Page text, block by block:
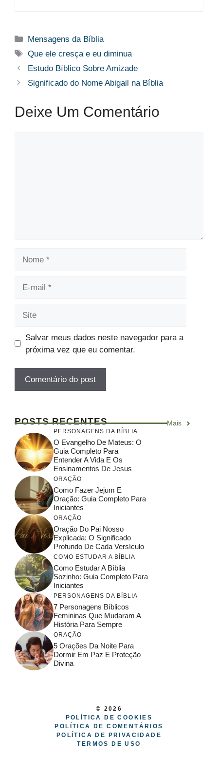
Categorias
Mensagens da Bíblia
Tags
Que ele cresça e eu diminua
Estudo Bíblico Sobre Amizade
Significado do Nome Abigail na Bíblia
Deixe Um Comentário
Salvar meus dados neste navegador para a
próxima vez que eu comentar.
POSTS RECENTES Mais
PERSONAGENS DA BÍBLIA
O Evangelho De Mateus: O
Guia Completo Para
Entender A Vida E Os
Ensinamentos De Jesus
ORAÇÃO
Como Fazer Jejum E
Oração: Guia Completo Para
Iniciantes
ORAÇÃO
Oração Do Pai Nosso
Explicada: O Significado
Profundo De Cada Versículo
COMO ESTUDAR A BÍBLIA
Como Estudar A Bíblia
Sozinho: Guia Completo Para
Iniciantes
PERSONAGENS DA BÍBLIA
7 Personagens Bíblicos
Femininas Que Mudaram A
História Para Sempre
ORAÇÃO
5 Orações Da Noite Para
Dormir Em Paz E Proteção
Divina
© 2026
POLÍTICA DE COOKIES
POLÍTICA DE COMENTÁRIOS
POLÍTICA DE PRIVACIDADE
TERMOS DE USO